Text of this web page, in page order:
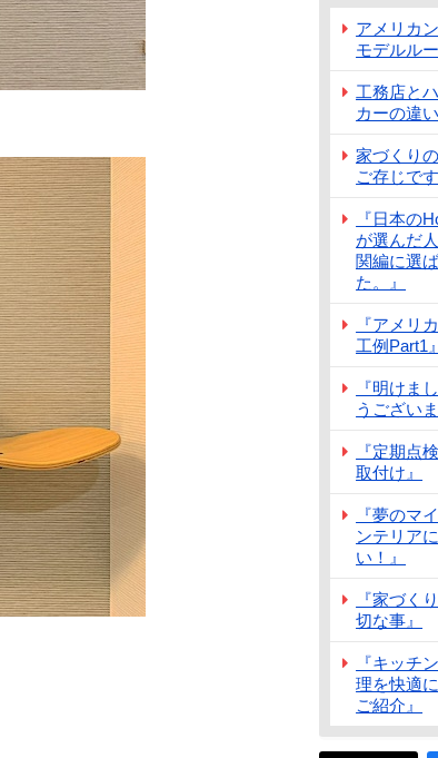
アメリカ
モデルル
工務店と
カーの違
家づくり
ご存じで
『日本の
が選んだ
関編に選
た。』
『アメリ
工例Part1』
『明けま
うございま
『定期点
取付け』
『夢のマ
ンテリア
い！』
『家づく
切な事』
『キッチ
理を快適
ご紹介』